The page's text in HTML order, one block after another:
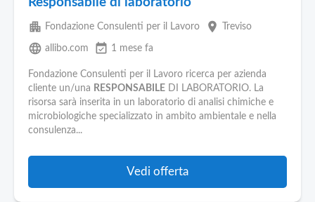
apartment Fondazione Consulenti per il Lavoro place Treviso
language allibo.com event_available 1 mese fa
Fondazione Consulenti per il Lavoro ricerca per azienda
cliente un/una RESPONSABILE DI LABORATORIO. La
risorsa sarà inserita in un laboratorio di analisi chimiche e
microbiologiche specializzato in ambito ambientale e nella
consulenza...
Vedi offerta